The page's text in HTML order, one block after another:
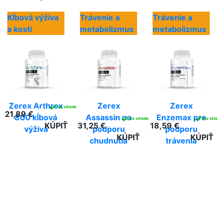
Kĺbová výživa
a kosti
Zerex Arthrex
800 kĺbová
výživa
21,89 €
✓ Na sklade
KÚPIŤ
Trávenie a
metabolizmus
Zerex
Assassin na
podporu
chudnutia
31,25 €
✓ Na sklade
KÚPIŤ
Trávenie a
metabolizmus
Zerex
Enzemax pre
podporu
trávenia
18,59 €
✓ Na
KÚPIŤ